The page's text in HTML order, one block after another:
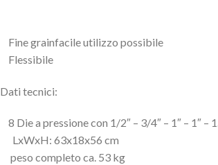
Fine grainfacile utilizzo possibile
Flessibile
Dati tecnici:
8 Die a pressione con 1/2″ – 3/4″ – 1″ – 1″ –
LxWxH: 63x18x56 cm
peso completo ca. 53 kg